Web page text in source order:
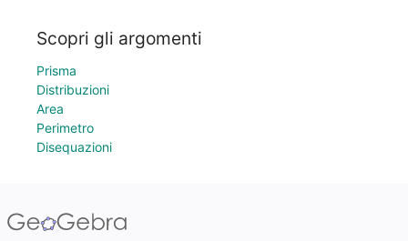
Scopri gli argomenti
Prisma
Distribuzioni
Area
Perimetro
Disequazioni